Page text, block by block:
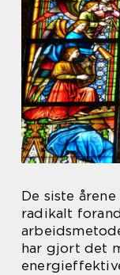
De siste
radikalt
har gjort det